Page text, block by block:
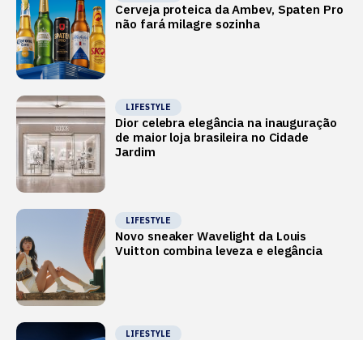
Cerveja proteica da Ambev, Spaten Pro
não fará milagre sozinha
LIFESTYLE
Dior celebra elegância na inauguração
de maior loja brasileira no Cidade
Jardim
LIFESTYLE
Novo sneaker Wavelight da Louis
Vuitton combina leveza e elegância
LIFESTYLE